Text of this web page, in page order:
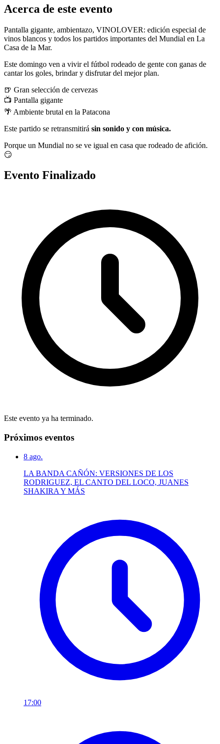
Acerca de este evento
Pantalla gigante, ambientazo, VINOLOVER: edición especial de
vinos blancos y todos los partidos importantes del Mundial en La
Casa de la Mar.
Este domingo ven a vivir el fútbol rodeado de gente con ganas de
cantar los goles, brindar y disfrutar del mejor plan.
🍺 Gran selección de cervezas
📺 Pantalla gigante
🌴 Ambiente brutal en la Patacona
Este partido se retransmitirá sin sonido y con música.
Porque un Mundial no se ve igual en casa que rodeado de afición.
😏
Evento Finalizado
Este evento ya ha terminado.
Próximos eventos
8 ago.
LA BANDA CAÑÓN: VERSIONES DE LOS
RODRIGUEZ, EL CANTO DEL LOCO, JUANES
SHAKIRA Y MÁS
17:00